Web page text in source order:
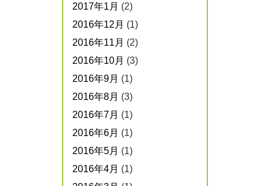
2017年1月 (2)
2016年12月 (1)
2016年11月 (2)
2016年10月 (3)
2016年9月 (1)
2016年8月 (3)
2016年7月 (1)
2016年6月 (1)
2016年5月 (1)
2016年4月 (1)